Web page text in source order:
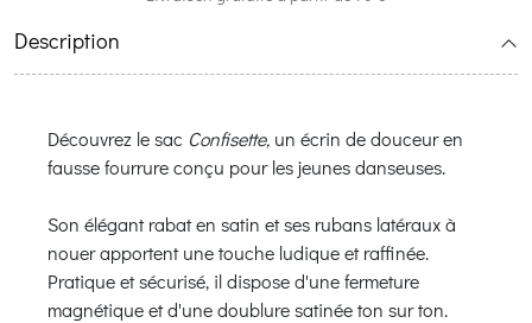
Description
Découvrez le sac Confisette, un écrin de douceur en
fausse fourrure conçu pour les jeunes danseuses.
Son élégant rabat en satin et ses rubans latéraux à
nouer apportent une touche ludique et raffinée.
Pratique et sécurisé, il dispose d'une fermeture
magnétique et d'une doublure satinée ton sur ton.